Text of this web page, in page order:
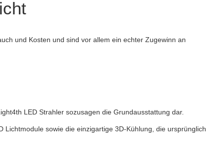
und Kosten und sind vor allem ein echter Zugewinn an
LED Strahler sozusagen die Grundausstattung dar.
sowie die einzigartige 3D-Kühlung, die ursprünglich